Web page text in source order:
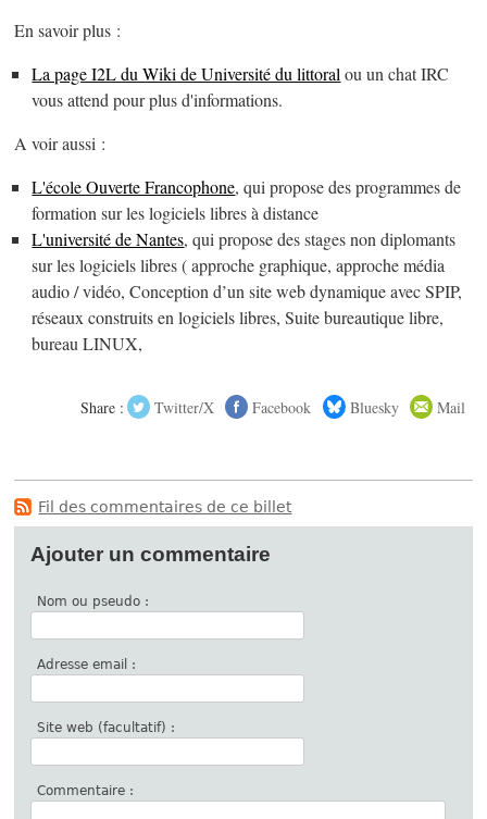
En savoir plus :
La page I2L du Wiki de Université du littoralou un chat IRC
vous attend pour plus d'informations.
A voir aussi :
L'école Ouverte Francophone, qui propose des programmes de
formation sur les logiciels libres à distance
L'université de Nantes, qui propose des stages non diplomants
sur les logiciels libres ( approche graphique, approche média
audio / vidéo, Conception d’un site web dynamique avec SPIP,
réseaux construits en logiciels libres, Suite bureautique libre,
bureau LINUX,
Share : Twitter/X Facebook Bluesky Mail
Fil des commentaires de ce billet
Ajouter un commentaire
Nom ou pseudo :
Adresse email :
Site web (facultatif) :
Commentaire :